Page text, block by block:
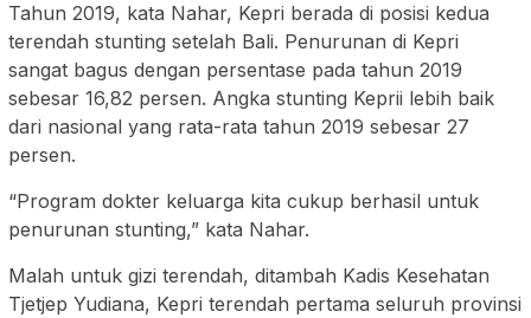
Tahun 2019, kata Nahar, Kepri berada di posisi kedua
terendah stunting setelah Bali. Penurunan di Kepri
sangat bagus dengan persentase pada tahun 2019
sebesar 16,82 persen. Angka stunting Keprii lebih baik
dari nasional yang rata-rata tahun 2019 sebesar 27
persen.
“Program dokter keluarga kita cukup berhasil untuk
penurunan stunting,” kata Nahar.
Malah untuk gizi terendah, ditambah Kadis Kesehatan
Tjetjep Yudiana, Kepri terendah pertama seluruh provinsi